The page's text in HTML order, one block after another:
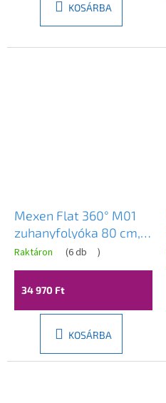
KOSÁRBA
Mexen Flat 360° M01
zuhanyfolyóka 80 cm,
szálcsiszolt grafit,
1E20080-40
Raktáron (6 db )
34 970 Ft
KOSÁRBA